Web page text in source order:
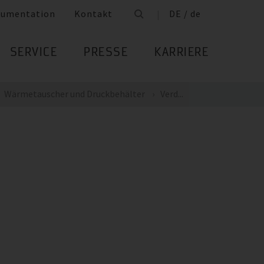
Kontakt DE / de
SERVICE PRESSE KARRIERE